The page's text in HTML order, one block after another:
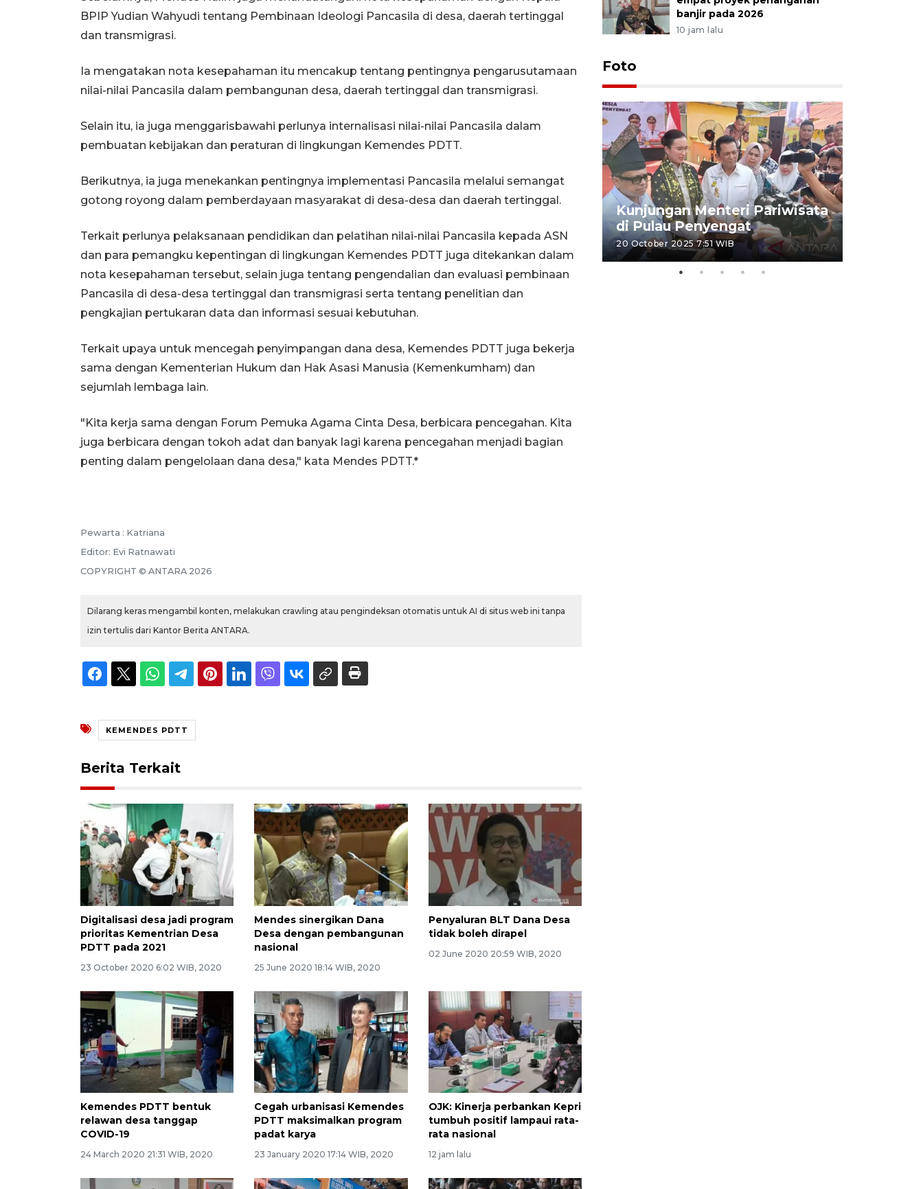
BPIP Yudian Wahyudi tentang Pembinaan Ideologi Pancasila di desa, daerah tertinggal
dan transmigrasi.
Ia mengatakan nota kesepahaman itu mencakup tentang pentingnya pengarusutamaan
nilai-nilai Pancasila dalam pembangunan desa, daerah tertinggal dan transmigrasi.
Selain itu, ia juga menggarisbawahi perlunya internalisasi nilai-nilai Pancasila dalam
pembuatan kebijakan dan peraturan di lingkungan Kemendes PDTT.
Berikutnya, ia juga menekankan pentingnya implementasi Pancasila melalui semangat
gotong royong dalam pemberdayaan masyarakat di desa-desa dan daerah tertinggal.
Terkait perlunya pelaksanaan pendidikan dan pelatihan nilai-nilai Pancasila kepada ASN
dan para pemangku kepentingan di lingkungan Kemendes PDTT juga ditekankan dalam
nota kesepahaman tersebut, selain juga tentang pengendalian dan evaluasi pembinaan
Pancasila di desa-desa tertinggal dan transmigrasi serta tentang penelitian dan
pengkajian pertukaran data dan informasi sesuai kebutuhan.
Terkait upaya untuk mencegah penyimpangan dana desa, Kemendes PDTT juga bekerja
sama dengan Kementerian Hukum dan Hak Asasi Manusia (Kemenkumham) dan
sejumlah lembaga lain.
"Kita kerja sama dengan Forum Pemuka Agama Cinta Desa, berbicara pencegahan. Kita
juga berbicara dengan tokoh adat dan banyak lagi karena pencegahan menjadi bagian
penting dalam pengelolaan dana desa," kata Mendes PDTT.*
Pewarta : Katriana
Editor: Evi Ratnawati
COPYRIGHT © ANTARA 2026
Dilarang keras mengambil konten, melakukan crawling atau pengindeksan otomatis untuk AI di situs web ini tanpa
izin tertulis dari Kantor Berita ANTARA.
KEMENDES PDTT
Berita Terkait
Digitalisasi desa jadi program
prioritas Kementrian Desa
PDTT pada 2021
23 October 2020 6:02 WIB, 2020
Mendes sinergikan Dana
Desa dengan pembangunan
nasional
25 June 2020 18:14 WIB, 2020
Penyaluran BLT Dana Desa
tidak boleh dirapel
02 June 2020 20:59 WIB, 2020
Kemendes PDTT bentuk
relawan desa tanggap
COVID-19
24 March 2020 21:31 WIB, 2020
Cegah urbanisasi Kemendes
PDTT maksimalkan program
padat karya
23 January 2020 17:14 WIB, 2020
OJK: Kinerja perbankan Kepri
tumbuh positif lampaui rata-
rata nasional
12 jam lalu
banjir pada 2026
10 jam lalu
Foto
Distribusi logistik pemilu
08 February 2024 15:30 WIB, 2024
Kunjungan Menteri Pariwisata
di Pulau Penyengat
20 October 2025 7:51 WIB